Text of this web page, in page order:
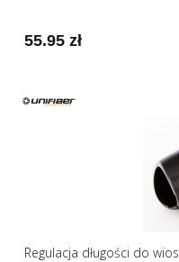
55.95 zł
Regulacja długości do